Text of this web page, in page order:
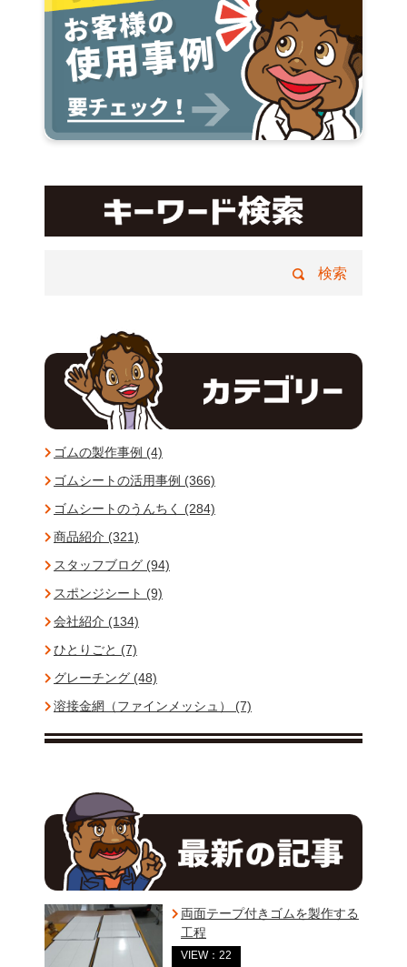
ゴムの製作事例 (4)
ゴムシートの活用事例 (366)
ゴムシートのうんちく (284)
商品紹介 (321)
スタッフブログ (94)
スポンジシート (9)
会社紹介 (134)
ひとりごと (7)
グレーチング (48)
溶接金網（ファインメッシュ） (7)
両面テープ付きゴムを製作する
工程
VIEW：22